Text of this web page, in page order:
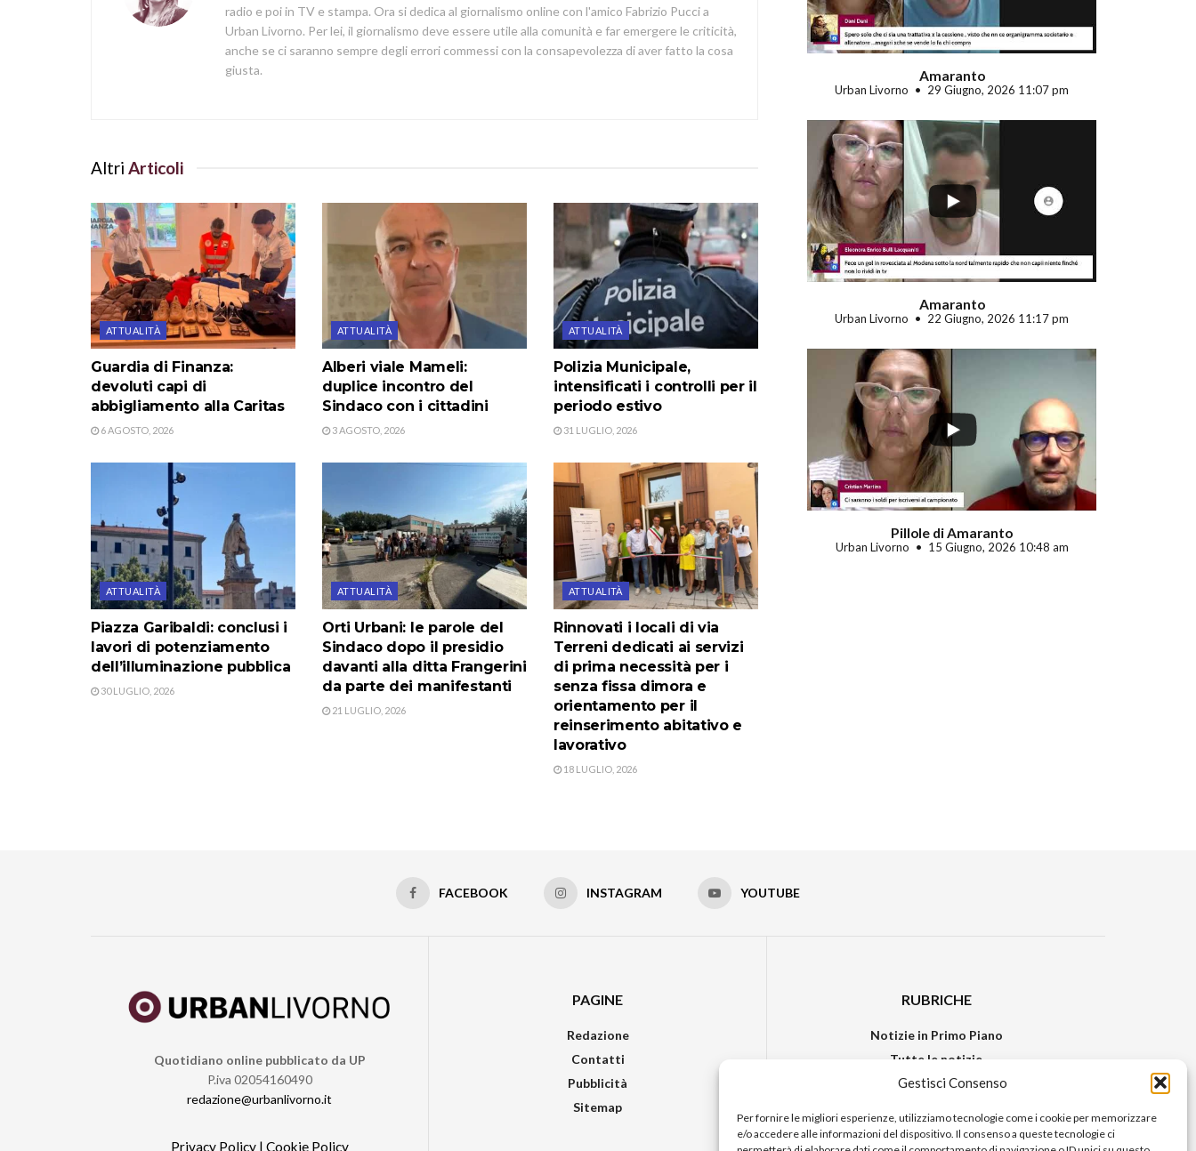
Gestisci Consenso
Per fornire le migliori esperienze, utilizziamo tecnologie come i cookie per memorizzare
e/o accedere alle informazioni del dispositivo. Il consenso a queste tecnologie ci
radio e poi in TV e stampa. Ora si dedica al giornalismo online con l'amico Fabrizio Pucci a
Urban Livorno. Per lei, il giornalismo deve essere utile alla comunità e far emergere le criticità,
anche se ci saranno sempre degli errori commessi con la consapevolezza di aver fatto la cosa
giusta.
Altri Articoli
ATTUALITÀ
Guardia di Finanza:
devoluti capi di
abbigliamento alla Caritas
6 AGOSTO, 2026
ATTUALITÀ
Alberi viale Mameli:
duplice incontro del
Sindaco con i cittadini
3 AGOSTO, 2026
ATTUALITÀ
Polizia Municipale,
intensificati i controlli per il
periodo estivo
31 LUGLIO, 2026
ATTUALITÀ
Piazza Garibaldi: conclusi i
lavori di potenziamento
dell’illuminazione pubblica
30 LUGLIO, 2026
ATTUALITÀ
Orti Urbani: le parole del
Sindaco dopo il presidio
davanti alla ditta Frangerini
da parte dei manifestanti
21 LUGLIO, 2026
ATTUALITÀ
Rinnovati i locali di via
Terreni dedicati ai servizi
di prima necessità per i
senza fissa dimora e
orientamento per il
reinserimento abitativo e
lavorativo
18 LUGLIO, 2026
Amaranto
Urban Livorno 29 Giugno, 2026 11:07 pm
...
Amaranto
Urban Livorno 22 Giugno, 2026 11:17 pm
Pillole di Amaranto
Urban Livorno 15 Giugno, 2026 10:48 am
FACEBOOK INSTAGRAM YOUTUBE
Quotidiano online pubblicato da UP
P.iva 02054160490
redazione@urbanlivorno.it
Privacy Policy| Cookie Policy
PAGINE
Redazione
Contatti
Pubblicità
Sitemap
RUBRICHE
Notizie in Primo Piano
Tutte le notizie
Urban Video